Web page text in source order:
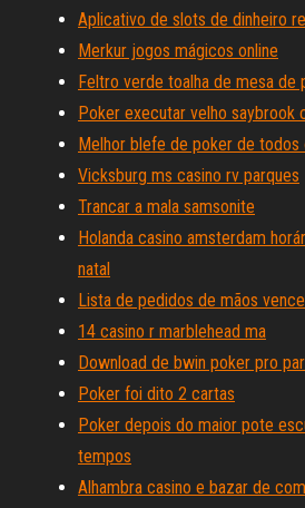
Aplicativo de slots de dinheiro
Merkur jogos mágicos online
Feltro verde toalha de mesa de
Poker executar velho saybrook
Melhor blefe de poker de todos
Vicksburg ms casino rv parques
Trancar a mala samsonite
Holanda casino amsterdam
natal
Lista de pedidos de mãos
14 casino r marblehead ma
Download de bwin poker pro
Poker foi dito 2 cartas
Poker depois do maior pote
tempos
Alhambra casino e bazar de